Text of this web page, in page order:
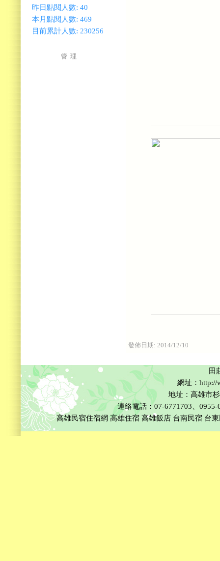
昨日點閱人數: 40
本月點閱人數: 469
目前累計人數: 230256
管 理
發佈日期: 2014/12/10
田
網址：http://
地址：高雄市
連絡電話：07-6771703、
高雄民宿住宿網 高雄住宿 高雄飯店 台南民宿 台